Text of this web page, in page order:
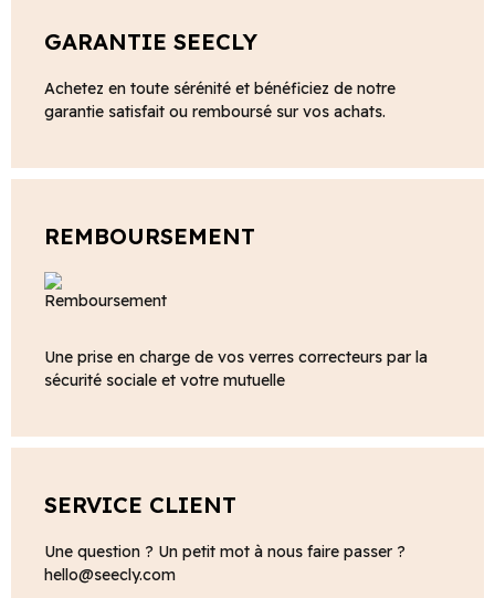
GARANTIE SEECLY
Achetez en toute sérénité et bénéficiez de notre
garantie satisfait ou remboursé sur vos achats.
REMBOURSEMENT
Une prise en charge de vos verres correcteurs par la
sécurité sociale et votre mutuelle
SERVICE CLIENT
Une question ? Un petit mot à nous faire passer ?
hello@seecly.com